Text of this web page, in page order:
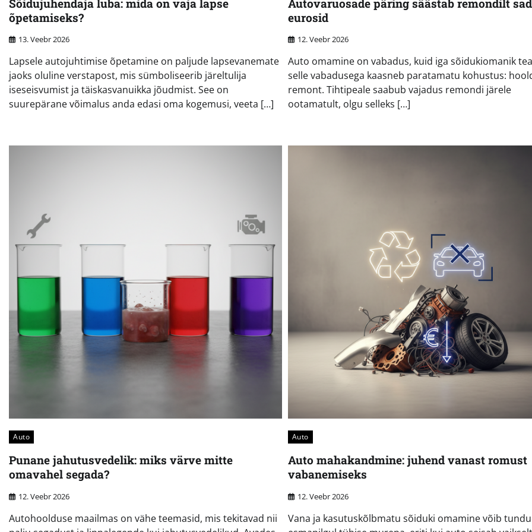
Sõidujuhendaja luba: mida on vaja lapse
õpetamiseks?
13. Veebr 2026
Lapsele autojuhtimise õpetamine on paljude lapsevanemate
jaoks oluline verstapost, mis sümboliseerib järeltulija
iseseisvumist ja täiskasvanuikka jõudmist. See on
suurepärane võimalus anda edasi oma kogemusi, veeta […]
Autovaruosade päring säästab remondilt
eurosid
12. Veebr 2026
Auto omamine on vabadus, kuid iga sõidukiomanik
selle vabadusega kaasneb paratamatu kohustus:
remont. Tihtipeale saabub vajadus remondi järele
ootamatult, olgu selleks […]
Auto
Punane jahutusvedelik: miks värve mitte
omavahel segada?
12. Veebr 2026
Autohoolduse maailmas on vähe teemasid, mis tekitavad nii
Auto
Auto mahakandmine: juhend vanast romust
vabanemiseks
12. Veebr 2026
Vana ja kasutuskõlbmatu sõiduki omamine võib